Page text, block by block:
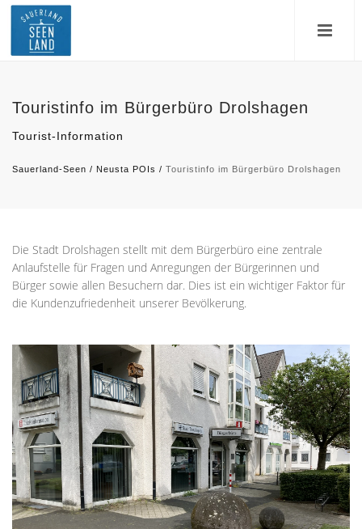
Touristinfo im Bürgerbüro Drolshagen
Tourist-Information
Sauerland-Seen / Neusta POIs / Touristinfo im Bürgerbüro Drolshagen
Die Stadt Drolshagen stellt mit dem Bürgerbüro eine zentrale
Anlaufstelle für Fragen und Anregungen der Bürgerinnen und
Bürger sowie allen Besuchern dar. Dies ist ein wichtiger Faktor für
die Kundenzufriedenheit unserer Bevölkerung.